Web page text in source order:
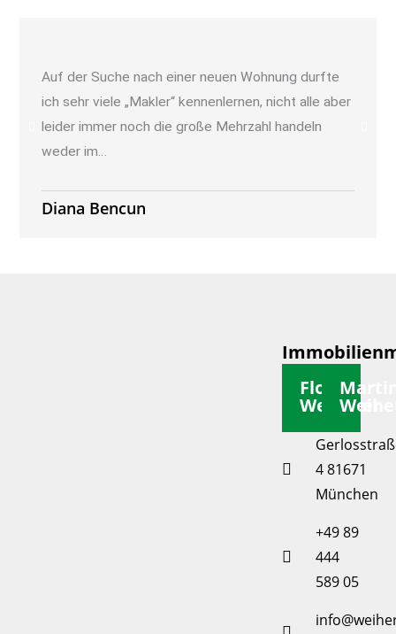
Auf der Suche nach einer neuen Wohnung durfte
ich sehr viele „Makler“ kennenlernen, nicht alle aber
leider immer noch die große Mehrzahl handeln
weder im…
Diana Bencun
Florian
Weiherer
4 81671
München
+49 89
444
589 05